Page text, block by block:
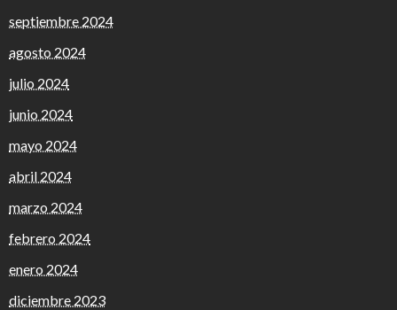
septiembre 2024
agosto 2024
julio 2024
junio 2024
mayo 2024
abril 2024
marzo 2024
febrero 2024
enero 2024
diciembre 2023